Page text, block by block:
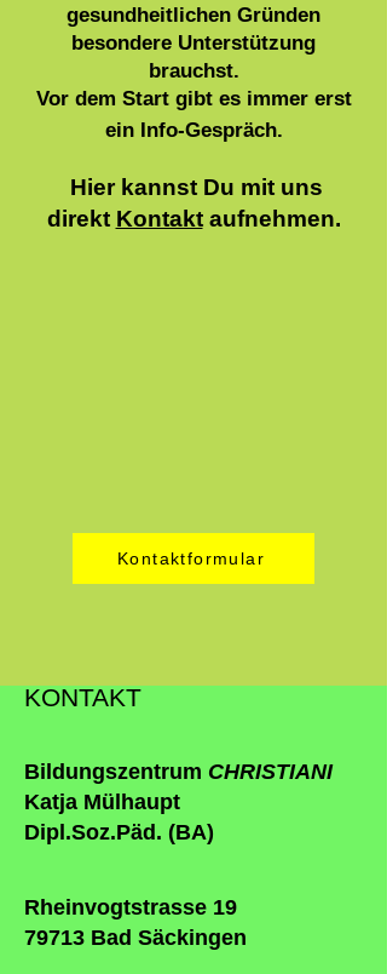
gesundheitlichen Gründen
besondere Unterstützung
brauchst.
Vor dem Start gibt es immer erst
ein Info-Gespräch.
Hier kannst Du mit uns
direkt Kontaktaufnehmen.
Kontaktformular
KONTAKT
Bildungszentrum CHRISTIANI
Katja Mülhaupt
Dipl.Soz.Päd. (BA)
Rheinvogtstrasse 19
79713 Bad Säckingen